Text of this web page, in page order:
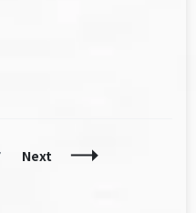
Next